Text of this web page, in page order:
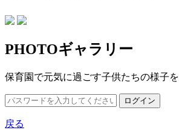
PHOTOギャラリー
保育園で元気に過ごす子供たちの様子を
戻る